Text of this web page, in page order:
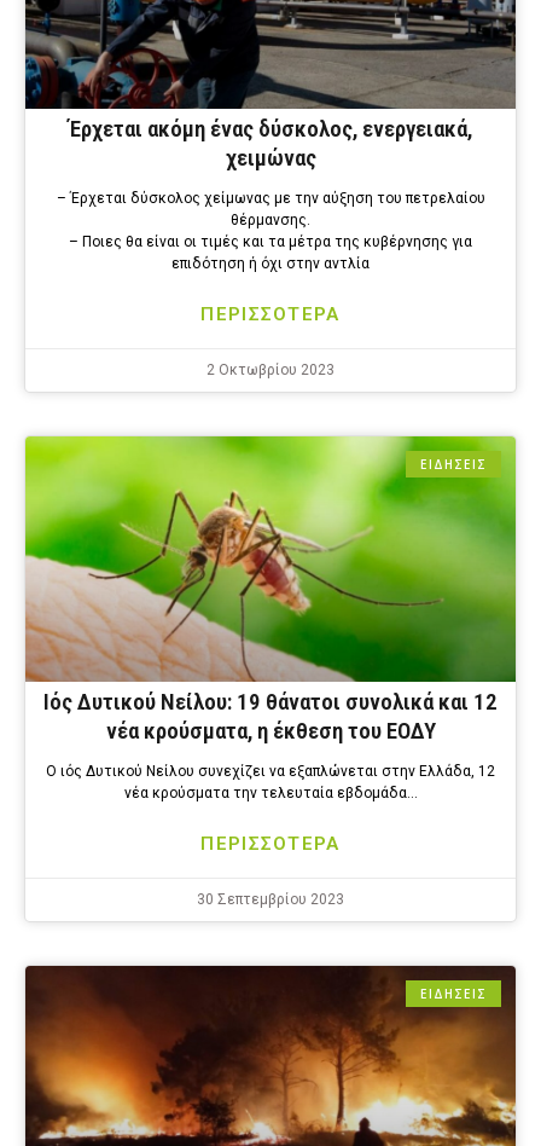
Έρχεται ακόμη ένας δύσκολος, ενεργειακά,
χειμώνας
– Έρχεται δύσκολος χείμωνας με την αύξηση του πετρελαίου
θέρμανσης.
– Ποιες θα είναι οι τιμές και τα μέτρα της κυβέρνησης για
επιδότηση ή όχι στην αντλία
ΠΕΡΙΣΣΟΤΕΡΑ
2 Οκτωβρίου 2023
ΕΙΔΗΣΕΙΣ
Ιός Δυτικού Νείλου: 19 θάνατοι συνολικά και 12
νέα κρούσματα, η έκθεση του ΕΟΔΥ
Ο ιός Δυτικού Νείλου συνεχίζει να εξαπλώνεται στην Ελλάδα, 12
νέα κρούσματα την τελευταία εβδομάδα…
ΠΕΡΙΣΣΟΤΕΡΑ
30 Σεπτεμβρίου 2023
ΕΙΔΗΣΕΙΣ